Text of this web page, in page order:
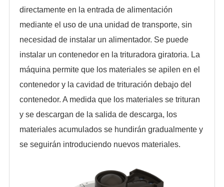
directamente en la entrada de alimentación
mediante el uso de una unidad de transporte, sin
necesidad de instalar un alimentador. Se puede
instalar un contenedor en la trituradora giratoria. La
máquina permite que los materiales se apilen en el
contenedor y la cavidad de trituración debajo del
contenedor. A medida que los materiales se trituran
y se descargan de la salida de descarga, los
materiales acumulados se hundirán gradualmente y
se seguirán introduciendo nuevos materiales.